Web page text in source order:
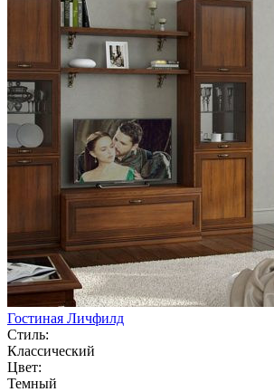
Гостиная Личфилд
Стиль:
Классический
Цвет:
Темный